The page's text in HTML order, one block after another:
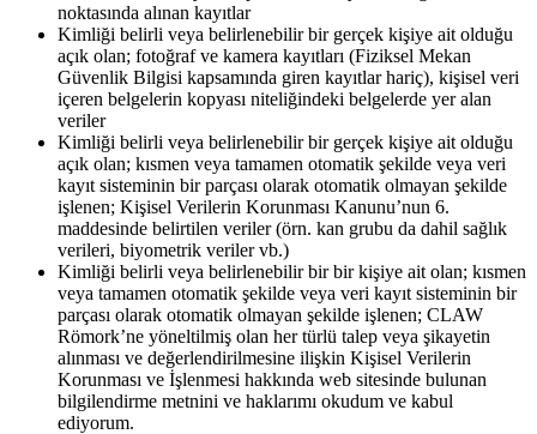
noktasında alınan kayıtlar
Kimliği belirli veya belirlenebilir bir gerçek kişiye ait olduğu
açık olan; fotoğraf ve kamera kayıtları (Fiziksel Mekan
Güvenlik Bilgisi kapsamında giren kayıtlar hariç), kişisel veri
içeren belgelerin kopyası niteliğindeki belgelerde yer alan
veriler
Kimliği belirli veya belirlenebilir bir gerçek kişiye ait olduğu
açık olan; kısmen veya tamamen otomatik şekilde veya veri
kayıt sisteminin bir parçası olarak otomatik olmayan şekilde
işlenen; Kişisel Verilerin Korunması Kanunu’nun 6.
maddesinde belirtilen veriler (örn. kan grubu da dahil sağlık
verileri, biyometrik veriler vb.)
Kimliği belirli veya belirlenebilir bir bir kişiye ait olan; kısmen
veya tamamen otomatik şekilde veya veri kayıt sisteminin bir
parçası olarak otomatik olmayan şekilde işlenen; CLAW
Römork’ne yöneltilmiş olan her türlü talep veya şikayetin
alınması ve değerlendirilmesine ilişkin Kişisel Verilerin
Korunması ve İşlenmesi hakkında web sitesinde bulunan
bilgilendirme metnini ve haklarımı okudum ve kabul
ediyorum.